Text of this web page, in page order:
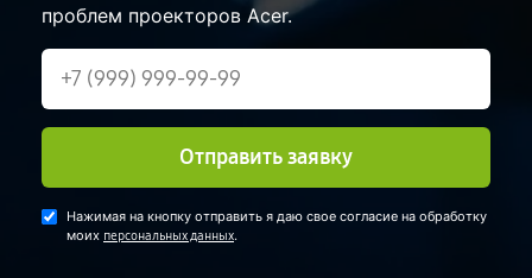
проблем проекторов Acer.
Отправить заявку
Нажимая на кнопку отправить я даю свое согласие на обработку
моих персональных данных.